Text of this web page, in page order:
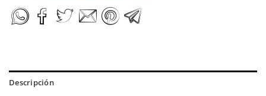
Descripción